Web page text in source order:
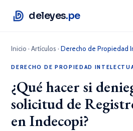
deleyes.pe
Inicio ·Artículos ·Derecho de Propiedad
DERECHO DE PROPIEDAD
¿Qué hacer si
solicitud de
en Indecopi?